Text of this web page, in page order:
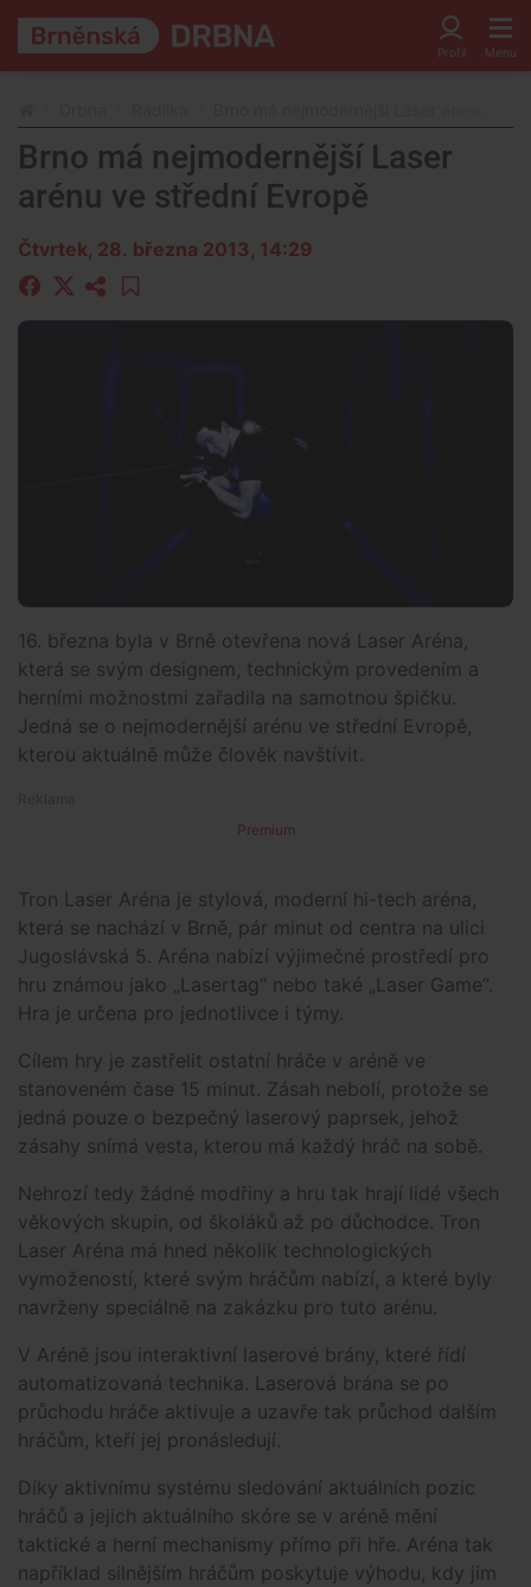
Brno má nejmodernější Laser
arénu ve střední Evropě
Čtvrtek, 28. března 2013, 14:29
16. března byla v Brně otevřena nová Laser Aréna,
která se svým designem, technickým provedením a
herními možnostmi zařadila na samotnou špičku.
Jedná se o nejmodernější arénu ve střední Evropě,
kterou aktuálně může člověk navštívit.
Premium
Tron Laser Aréna je stylová, moderní hi-tech aréna,
která se nachází v Brně, pár minut od centra na ulici
Jugoslávská 5. Aréna nabízí výjimečné prostředí pro
hru známou jako „Lasertag“ nebo také „Laser Game“.
Hra je určena pro jednotlivce i týmy.
Cílem hry je zastřelit ostatní hráče v aréně ve
stanoveném čase 15 minut. Zásah nebolí, protože se
jedná pouze o bezpečný laserový paprsek, jehož
zásahy snímá vesta, kterou má každý hráč na sobě.
Nehrozí tedy žádné modřiny a hru tak hrají lidé všech
věkových skupin, od školáků až po důchodce. Tron
Laser Aréna má hned několik technologických
vymožeností, které svým hráčům nabízí, a které byly
navrženy speciálně na zakázku pro tuto arénu.
V Aréně jsou interaktivní laserové brány, které řídí
automatizovaná technika. Laserová brána se po
průchodu hráče aktivuje a uzavře tak průchod dalším
hráčům, kteří jej pronásledují.
Díky aktivnímu systému sledování aktuálních pozic
hráčů a jejich aktuálního skóre se v aréně mění
taktické a herní mechanismy přímo při hře. Aréna tak
například silnějším hráčům poskytuje výhodu, kdy jim